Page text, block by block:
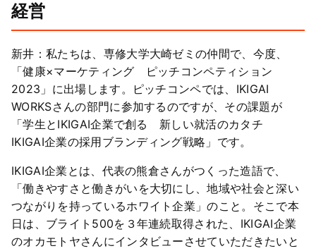
経営
新井：私たちは、専修大学大崎ゼミの仲間で、今度、
「健康×マーケティング ピッチコンペティション
2023」に出場します。ピッチコンペでは、IKIGAI
WORKSさんの部門に参加するのですが、その課題が
「学生とIKIGAI企業で創る 新しい就活のカタチ
IKIGAI企業の採用ブランディング戦略」です。
IKIGAI企業とは、代表の熊倉さんがつくった造語で、
「働きやすさと働きがいを大切にし、地域や社会と深い
つながりを持っているホワイト企業」のこと。そこで本
日は、ブライト500を３年連続取得された、IKIGAI企業
のオカモトヤさんにインタビューさせていただきたいと